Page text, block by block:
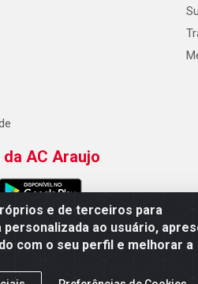
e de terceiros para
ao usuário,
com o seu perfil e melhorar a
da AC Araujo
Araujo Distribuidora - Rua Carneiro de